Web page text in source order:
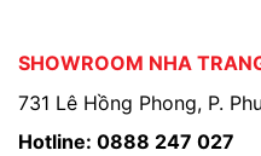
SHOWROOM NHA
731 Lê Hồng Phong, P.
Hotline: 0888 247 027